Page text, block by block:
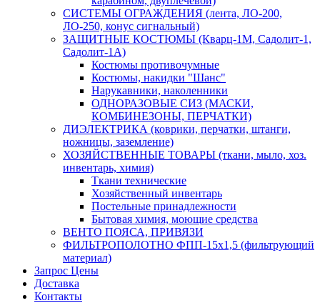
СИСТЕМЫ ОГРАЖДЕНИЯ (лента, ЛО-200,
ЛО-250, конус сигнальный)
ЗАЩИТНЫЕ КОСТЮМЫ (Кварц-1М, Садолит-1,
Садолит-1А)
Костюмы противочумные
Костюмы, накидки "Шанс"
Нарукавники, наколенники
ОДНОРАЗОВЫЕ СИЗ (МАСКИ,
КОМБИНЕЗОНЫ, ПЕРЧАТКИ)
ДИЭЛЕКТРИКА (коврики, перчатки, штанги,
ножницы, заземление)
ХОЗЯЙСТВЕННЫЕ ТОВАРЫ (ткани, мыло, хоз.
инвентарь, химия)
Ткани технические
Хозяйственный инвентарь
Постельные принадлежности
Бытовая химия, моющие средства
ВЕНТО ПОЯСА, ПРИВЯЗИ
ФИЛЬТРОПОЛОТНО ФПП-15х1,5 (фильтрующий
материал)
Запрос Цены
Доставка
Контакты